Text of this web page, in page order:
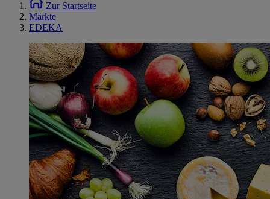
Zur Startseite
Märkte
EDEKA